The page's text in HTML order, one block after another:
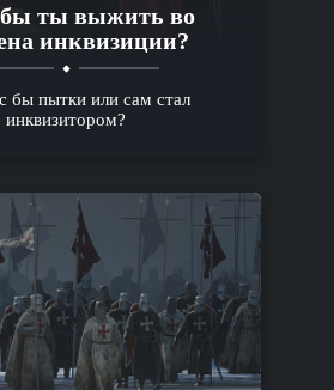
ты выжить во
инквизиции?
бы пытки или сам стал
инквизитором?